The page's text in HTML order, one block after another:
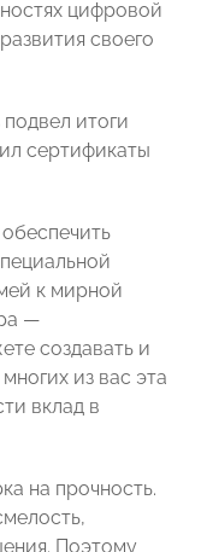
цифровой
своего
подвел итоги
сертификаты
к мирной
—
создавать и
из вас эта
вклад в
на прочность.
Поэтому